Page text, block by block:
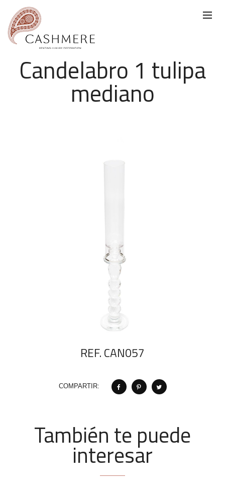
Candelabro 1 tulipa
mediano
REF. CAN057
COMPARTIR:
También te puede
interesar